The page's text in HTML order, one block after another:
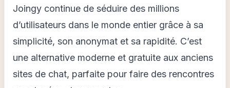
Joingy continue de séduire des millions
d’utilisateurs dans le monde entier grâce à sa
simplicité, son anonymat et sa rapidité. C’est
une alternative moderne et gratuite aux anciens
sites de chat, parfaite pour faire des rencontres